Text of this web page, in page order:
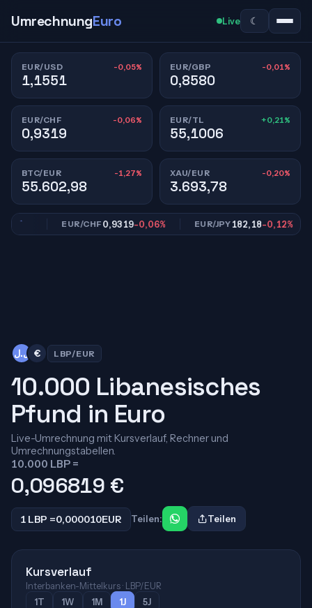
UmrechnungEuro Live ☾
EUR/USD -0,05%
1,1551
EUR/GBP -0,01%
0,8580
EUR/CHF -0,06%
0,9319
EUR/TL +0,21%
55,1006
BTC/EUR -1,27%
55.602,98
XAU/EUR -0,20%
3.693,78
EUR/CHF0,9319-0,06% EUR/JPY182,18-0,12%
ل.ل € LBP/EUR
10.000 Libanesisches
Pfund in Euro
Live-Umrechnung mit Kursverlauf, Rechner und
Umrechnungstabellen.
10.000 LBP =
0,096819 €
1 LBP =0,000010EUR Teilen: Teilen
Kursverlauf
Interbanken-Mittelkurs · LBP/EUR
1T
1W 1M 1J 5J